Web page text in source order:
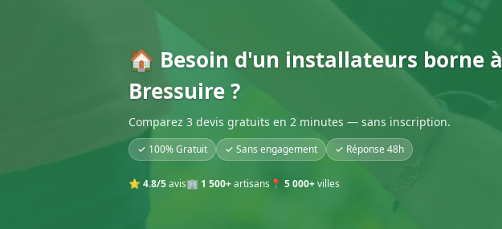
🏠 Besoin d'un installateurs borne à
Bressuire ?
Comparez 3 devis gratuits en 2 minutes — sans inscription.
✓ 100% Gratuit ✓ Sans engagement ✓ Réponse 48h
⭐ 4.8/5avis🏢 1 500+artisans 📍 5 000+villes